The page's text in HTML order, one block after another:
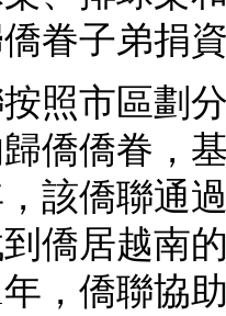
僑眷子弟捐
市區劃分
僑僑眷，
該僑聯通
僑居越南
，僑聯協